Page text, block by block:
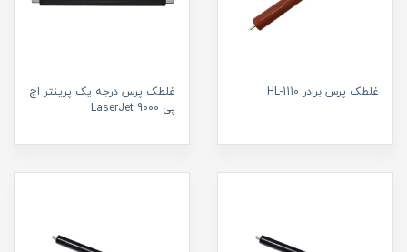
غلطک پرس برادر HL-1110
غلطک پرس درجه یک پرینتر اچ
پی LaserJet 9000